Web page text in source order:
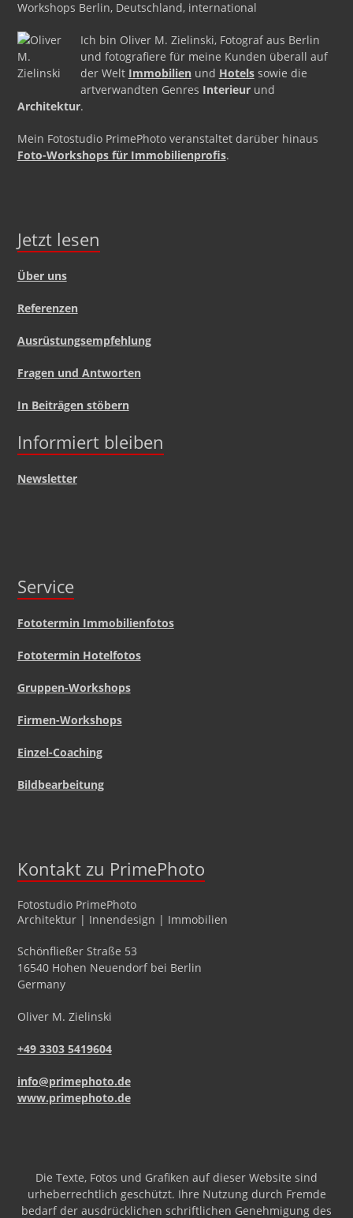
Ich bin Oliver M. Zielinski, Fotograf aus Berlin
und fotografiere für meine Kunden überall auf
der Welt Immobilienund Hotelssowie die
artverwandten Genres Interieurund
Architektur.
Mein Fotostudio PrimePhoto veranstaltet darüber hinaus
Foto-Workshops für Immobilienprofis.
Jetzt lesen
Über uns
Referenzen
Ausrüstungsempfehlung
Fragen und Antworten
In Beiträgen stöbern
Informiert bleiben
Newsletter
Service
Fototermin Immobilienfotos
Fototermin Hotelfotos
Gruppen-Workshops
Firmen-Workshops
Einzel-Coaching
Bildbearbeitung
Kontakt zu PrimePhoto
Fotostudio PrimePhoto
Architektur | Innendesign | Immobilien
Schönfließer Straße 53
16540 Hohen Neuendorfbei Berlin
Germany
Oliver M. Zielinski
+49 3303 5419604
info@primephoto.de
www.primephoto.de
Die Texte, Fotos und Grafiken auf dieser Website sind
urheberrechtlich geschützt. Ihre Nutzung durch Fremde
bedarf der ausdrücklichen schriftlichen Genehmigung des